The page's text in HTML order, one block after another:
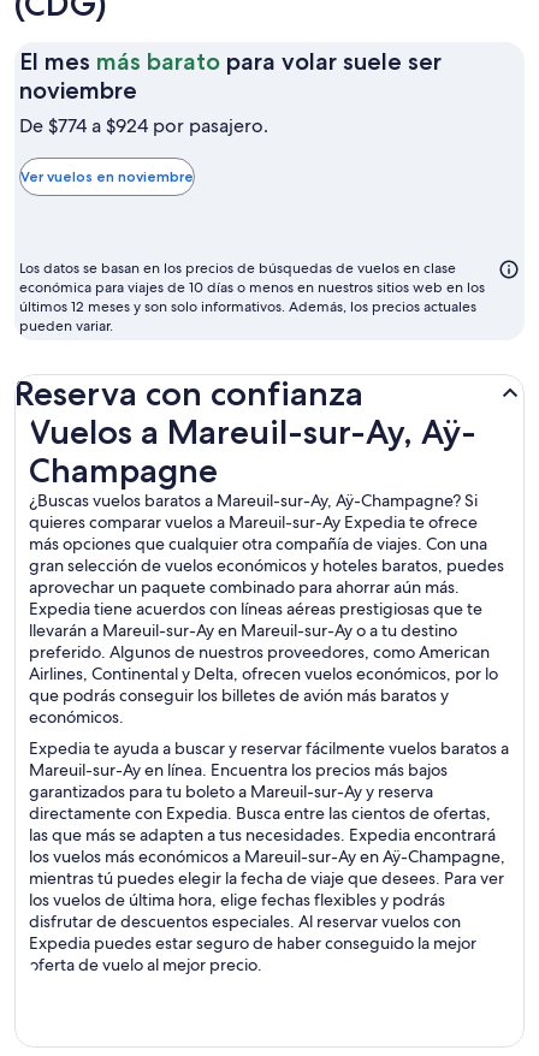
El mes más barato para volar suele ser
noviembre
mes
barato
para
suele
ser
noviembre
De $774 a $924 por pasajero.
Ver vuelos en noviembre
Los datos se basan en los precios de búsquedas de vuelos en clase
económica para viajes de 10 días o menos en nuestros sitios web en los
últimos 12 meses y son solo informativos. Además, los precios actuales
pueden variar.
Reserva con confianza
Vuelos a Mareuil-sur-Ay, Aÿ-
Champagne
¿Buscas vuelos baratos a Mareuil-sur-Ay, Aÿ-Champagne? Si
quieres comparar vuelos a Mareuil-sur-Ay Expedia te ofrece
más opciones que cualquier otra compañía de viajes. Con una
gran selección de vuelos económicos y hoteles baratos, puedes
aprovechar un paquete combinado para ahorrar aún más.
Expedia tiene acuerdos con líneas aéreas prestigiosas que te
llevarán a Mareuil-sur-Ay en Mareuil-sur-Ay o a tu destino
preferido. Algunos de nuestros proveedores, como American
Airlines, Continental y Delta, ofrecen vuelos económicos, por lo
que podrás conseguir los billetes de avión más baratos y
económicos.
Expedia te ayuda a buscar y reservar fácilmente vuelos baratos a
Mareuil-sur-Ay en línea. Encuentra los precios más bajos
garantizados para tu boleto a Mareuil-sur-Ay y reserva
directamente con Expedia. Busca entre las cientos de ofertas,
las que más se adapten a tus necesidades. Expedia encontrará
los vuelos más económicos a Mareuil-sur-Ay en Aÿ-Champagne,
mientras tú puedes elegir la fecha de viaje que desees. Para ver
los vuelos de última hora, elige fechas flexibles y podrás
disfrutar de descuentos especiales. Al reservar vuelos con
Expedia puedes estar seguro de haber conseguido la mejor
oferta de vuelo al mejor precio.
Vuelos a Mareuil-sur-Ay, Aÿ-Champagne